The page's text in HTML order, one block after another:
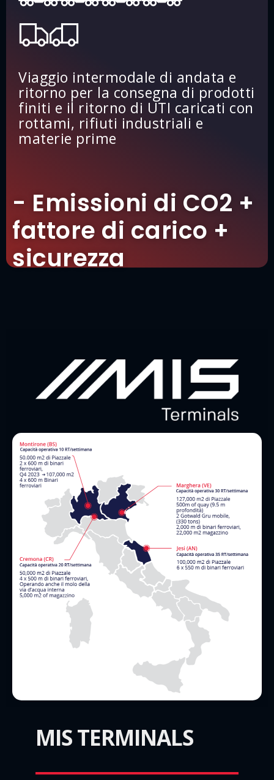
Viaggio intermodale di andata e
ritorno per la consegna di prodotti
finiti e il ritorno di UTI caricati con
rottami, rifiuti industriali e
materie prime
- Emissioni di CO2 +
fattore di carico +
sicurezza
MIS TERMINALS